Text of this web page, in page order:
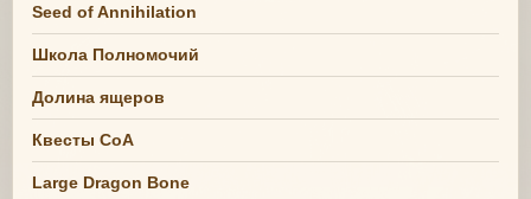
Seed of Annihilation
Школа Полномочий
Долина ящеров
Квесты СоА
Large Dragon Bone